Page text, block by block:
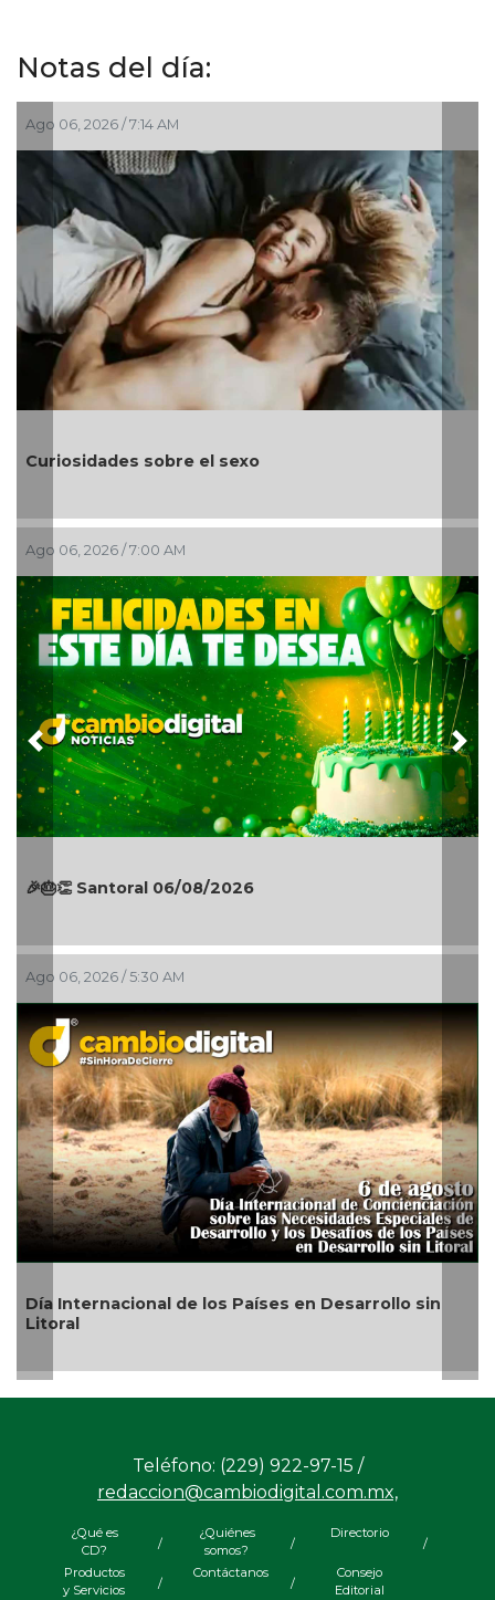
Notas del día:
Ago 06, 2026 / 4:30 AM
Día Mundial de la Miel: un homenaje al trabajo de
las abejas y a uno de los alimentos más naturales
Ago 06, 2026 / 12:01 AM
17 años de informar con compromiso; el
aniversario de Teleradiocambiodigital
Ago 05, 2026 / 10:31 PM
Previous
redaccion@cambiodigital.com.mx,
¿Qué es
/
¿Quiénes
/
Directorio